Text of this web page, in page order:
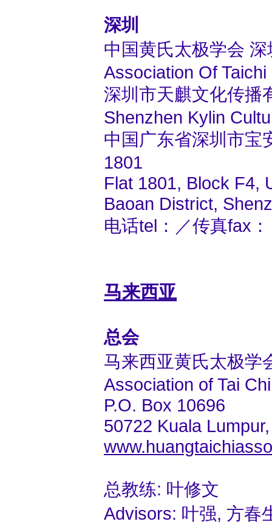
深圳
中国黄氏太极学会
Association Of
深圳市天麒文化传播
Shenzhen Kylin
中国广东省深圳市宝
1801
Flat 1801, Block F4,
Baoan District,
电话tel：／传真fax
马来西亚
总会
马来西亚黄氏太极学
Association of Tai
P.O. Box 10696
50722 Kuala
总教练: 叶修文
Advisors: 叶强, 方春